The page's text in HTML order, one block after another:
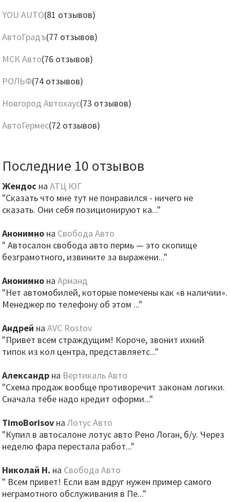
YOU AUTO(81 отзывов)
АвтоГрадъ(77 отзывов)
МСК Авто(76 отзывов)
РОЛЬФ(74 отзывов)
Новгород Автохаус(73 отзывов)
АвтоГермес(72 отзывов)
Последние 10 отзывов
Жендос наАТЦ ЮГ
"Сказать что мне тут не понравился - ничего не
сказать. Они себя позиционируют ка..."
Анонимно на Свобода Авто
" Автосалон свобода авто пермь — это скопище
безграмотного, извините за выражени..."
Анонимно наАрманд
"Нет автомобилей, которые помечены как «в наличии».
Менеджер по телефону об этом ..."
Андрей наAVC Rostov
"Привет всем страждущим! Короче, звонит ихний
типок из кол центра, представляетс..."
Александр на Вертикаль Авто
"Схема продаж вообще противоречит законам логики.
Сначала тебе надо кредит оформи..."
TimoBorisov наЛотус Авто
"Купил в автосалоне лотус авто Рено Логан, б/у. Через
неделю фара перестала работ..."
Николай Н. на Свобода Авто
" Всем привет! Если вам вдруг нужен пример самого
неграмотного обслуживания в Пе..."